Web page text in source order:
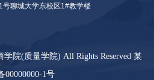
聊城大学东校区1#教学楼
院(质量学院) All Rights Reserved 某
00000000-1号